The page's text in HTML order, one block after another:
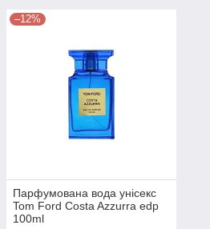
–12%
Парфумована вода унісекс
Tom Ford Costa Azzurra edp
100ml